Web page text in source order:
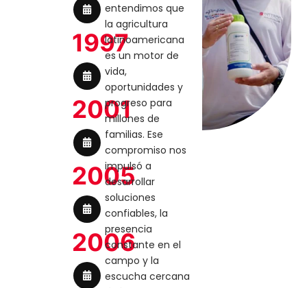
1997
2001
2005
2006
entendimos que
la agricultura
latinoamericana
es un motor de
vida,
oportunidades y
progreso para
millones de
familias. Ese
compromiso nos
impulsó a
desarrollar
soluciones
confiables, la
presencia
constante en el
campo y la
escucha cercana